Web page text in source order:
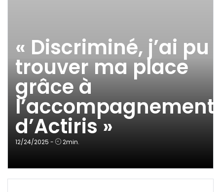
« Discriminé, j’ai pu
trouver ma place
grâce à
l’accompagnement
d’Actiris »
12/24/2025 - 2min.